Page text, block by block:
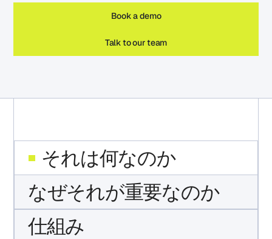
Book a demo
Talk to our team
それは何なのか
なぜそれが重要なのか
仕組み